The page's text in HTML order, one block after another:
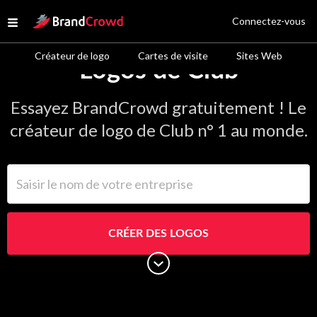
Open menu
Site Logo
Créateur de logo Cartes de visite Sites Web
Connectez-vous
Logos de Club
Essayez BrandCrowd gratuitement ! Le
créateur de logo de Club n° 1 au monde.
CRÉER DES LOGOS